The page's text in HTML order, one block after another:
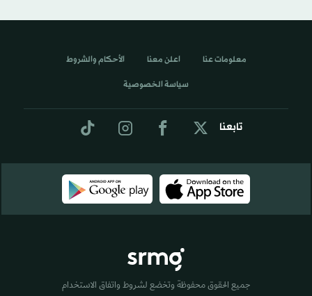
تابعنا
معلومات عنا اعلن معنا الأحكام والشروط
سياسة الخصوصية
جميع الحقوق محفوظة وتخضع لشروط واتفاق الاستخدام